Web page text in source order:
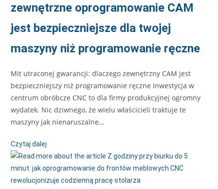
zewnętrzne oprogramowanie CAM
jest bezpieczniejsze dla twojej
maszyny niż programowanie ręczne
Mit utraconej gwarancji: dlaczego zewnętrzny CAM jest
bezpieczniejszy niż programowanie ręczne Inwestycja w
centrum obróbcze CNC to dla firmy produkcyjnej ogromny
wydatek. Nic dziwnego, że wielu właścicieli traktuje te
maszyny jak nienaruszalne…
Czytaj dalej